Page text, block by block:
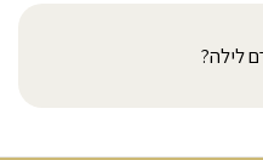
לילה?